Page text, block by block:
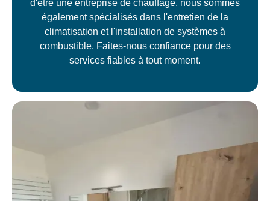
d'être une entreprise de chauffage, nous sommes
également spécialisés dans l'entretien de la
climatisation et l'installation de systèmes à
combustible. Faites-nous confiance pour des
services fiables à tout moment.